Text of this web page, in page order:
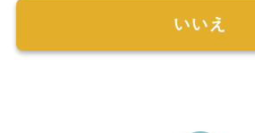
いいえ